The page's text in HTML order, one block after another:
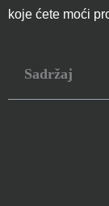
koje ćete moći
Sadržaj